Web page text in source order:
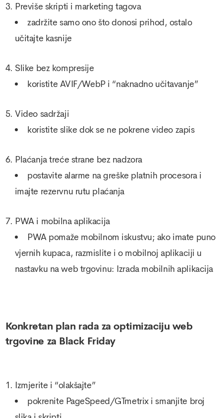
Previše skripti i marketing tagova
zadržite samo ono što donosi prihod, ostalo
učitajte kasnije
Slike bez kompresije
koristite AVIF/WebP i “naknadno učitavanje”
Video sadržaji
koristite slike dok se ne pokrene video zapis
Plaćanja treće strane bez nadzora
postavite alarme na greške platnih procesora i
imajte rezervnu rutu plaćanja
PWA i mobilna aplikacija
PWA pomaže mobilnom iskustvu; ako imate puno
vjernih kupaca, razmislite i o mobilnoj aplikaciji u
nastavku na web trgovinu: Izrada mobilnih aplikacija
Konkretan plan rada za optimizaciju web
trgovine za Black Friday
Izmjerite i “olakšajte”
pokrenite PageSpeed/GTmetrix i smanjite broj